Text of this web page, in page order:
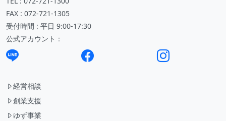
FAX : 072-721-1305
受付時間 : 平日 9:00-17:30
公式アカウント：
経営相談
創業支援
ゆず事業